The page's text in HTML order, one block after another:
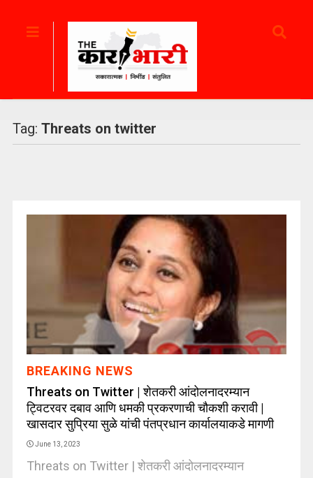
Tag: Threats on twitter
BREAKING NEWS
Threats on Twitter | शेतकरी आंदोलनादरम्यान
ट्विटरवर दबाव आणि धमकी प्रकरणाची चौकशी करावी |
खासदार सुप्रिया सुळे यांची पंतप्रधान कार्यालयाकडे मागणी
June 13, 2023
Threats on Twitter | शेतकरी आंदोलनादरम्यान